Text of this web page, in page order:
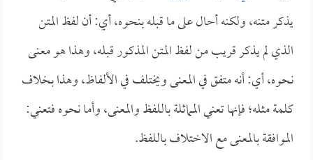
يذكر متنه، ولكنه أحال على ما قبله بنحوه، أي: أن لفظ المتن
الذي لم يذكر قريب من لفظ المتن المذكور قبله، وهذا هو معنى
نحوه، أي: أنه متفق في المعنى ويختلف في الألفاظ، وهذا بخلاف
كلمة مثله؛ فإنها تعني المماثلة باللفظ والمعنى، وأما نحوه فتعني:
الموافقة بالمعنى مع الاختلاف باللفظ.